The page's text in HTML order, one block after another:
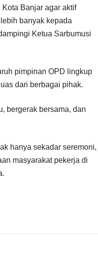
Banjar agar aktif
banyak kepada
Ketua Sarbumusi
pimpinan OPD lingkup
dari berbagai pihak.
bergerak bersama, dan
hanya sekadar seremoni,
masyarakat pekerja di